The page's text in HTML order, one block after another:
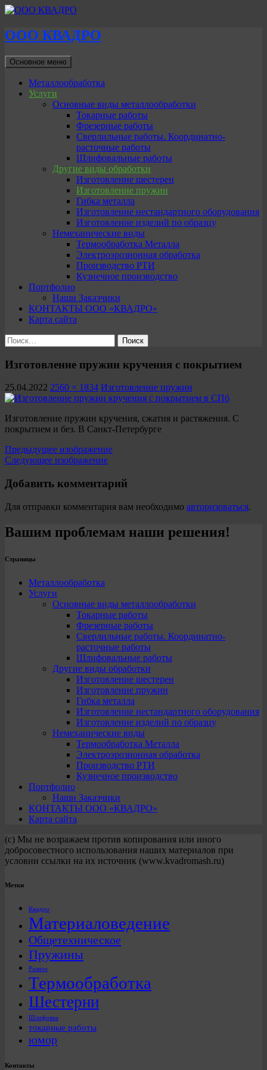
ООО КВАДРО
Поиск
Основное меню
к
содержимому
Металлообработка
Услуги
Основные виды металлообработки
Токарные работы
Фрезерные работы
Сверлильные работы. Координатно-
расточные работы
Шлифовальные работы
Другие виды обработки
Изготовление шестерен
Изготовление пружин
Гибка металла
Изготовление нестандартного оборудования
Изготовление изделий по образцу
Немеханические виды
Термообработка Металла
Электроэрозионная обработка
Производство РТИ
Кузнечное производство
Портфолио
Наши Заказчики
КОНТАКТЫ ООО «КВАДРО»
Карта сайта
Найти:
Изготовление пружин кручения с покрытием
25.04.2022 2560 × 1834 Изготовление пружин
Изготовление пружин кручения, сжатия и растяжения. С
покрытием и без. В Санкт-Петербурге
Предыдущее изображение
Следующее изображение
Добавить комментарий
Для отправки комментария вам необходимо авторизоваться.
Вашим проблемам наши решения!
Страницы
Металлообработка
Услуги
Основные виды металлообработки
Токарные работы
Фрезерные работы
Сверлильные работы. Координатно-
расточные работы
Шлифовальные работы
Другие виды обработки
Изготовление шестерен
Изготовление пружин
Гибка металла
Изготовление нестандартного оборудования
Изготовление изделий по образцу
Немеханические виды
Термообработка Металла
Электроэрозионная обработка
Производство РТИ
Кузнечное производство
Портфолио
Наши Заказчики
КОНТАКТЫ ООО «КВАДРО»
Карта сайта
(с) Мы не возражаем против копирования или иного
добросовестного использования наших материалов при
условии ссылки на их источник (www.kvadromash.ru)
Метки
Квадро
Материаловедение
Общетехническое
Пружины
Разное
Термообработка
Шестерни
Шлифовка
токарные работы
юмор
Контакты